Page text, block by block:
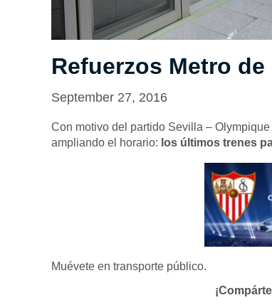
Refuerzos Metro
September 27, 2016
Con motivo del partido Sevilla –
ampliando el horario: los últimos trenes
Muévete en transporte público.